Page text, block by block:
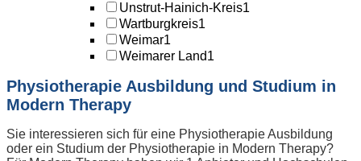
Unstrut-Hainich-Kreis1
Wartburgkreis1
Weimar1
Weimarer Land1
Physiotherapie Ausbildung und Studium in
Modern Therapy
Sie interessieren sich für eine Physiotherapie Ausbildung
oder ein Studium der Physiotherapie in Modern Therapy?